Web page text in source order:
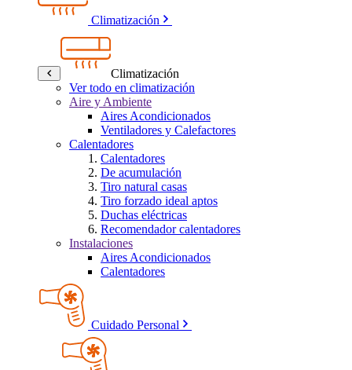
Climatización
Climatización
Ver todo en climatización
Aire y Ambiente
Aires Acondicionados
Ventiladores y Calefactores
Calentadores
Calentadores
De acumulación
Tiro natural casas
Tiro forzado ideal aptos
Duchas eléctricas
Recomendador calentadores
Instalaciones
Aires Acondicionados
Calentadores
Cuidado Personal